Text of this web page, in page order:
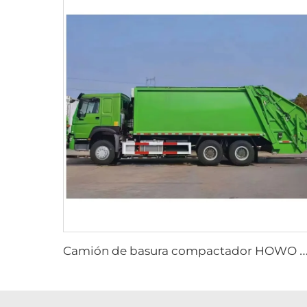
C
amión de basura compactador HOWO 6*4 20cbm con sistema hidráulico PLC, carga trasera, para gestión de residuos